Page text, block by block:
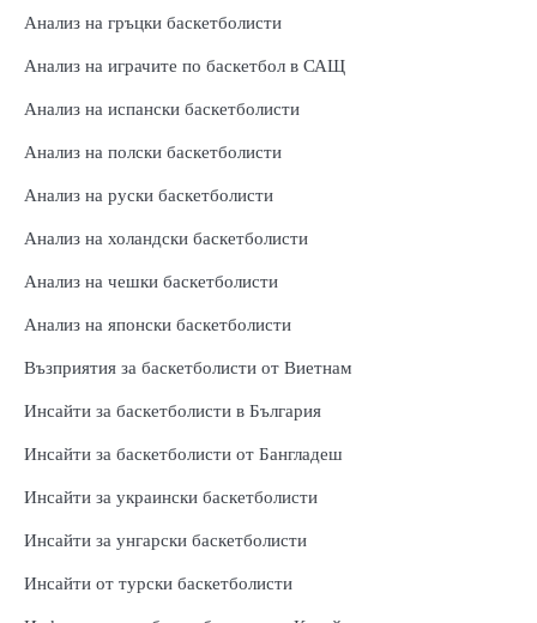
Анализ на гръцки баскетболисти
Анализ на играчите по баскетбол в САЩ
Анализ на испански баскетболисти
Анализ на полски баскетболисти
Анализ на руски баскетболисти
Анализ на холандски баскетболисти
Анализ на чешки баскетболисти
Анализ на японски баскетболисти
Възприятия за баскетболисти от Виетнам
Инсайти за баскетболисти в България
Инсайти за баскетболисти от Бангладеш
Инсайти за украински баскетболисти
Инсайти за унгарски баскетболисти
Инсайти от турски баскетболисти